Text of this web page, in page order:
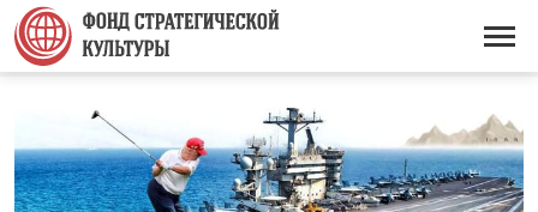
Перейти
основному
содержанию
Основная